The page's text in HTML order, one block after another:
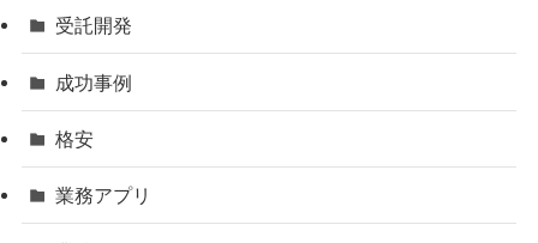
受託開発
成功事例
格安
業務アプリ